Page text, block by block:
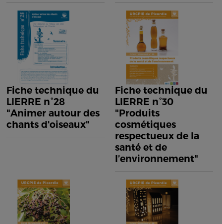
Fiche technique du
LIERRE n°28
"Animer autour des
chants d'oiseaux"
Fiche technique du
LIERRE n°30
"Produits
cosmétiques
respectueux de la
santé et de
l’environnement"